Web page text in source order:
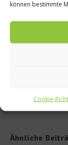
können bestimmte
Cookie-
Ähnliche